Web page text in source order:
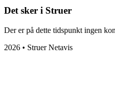
Det sker i Struer
Der er på dette tidspunkt ingen
2026 • Struer Netavis